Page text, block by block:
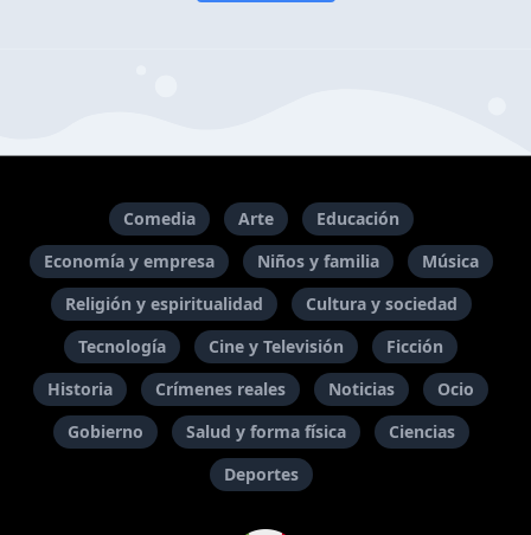
Comedia Arte
Educación
Economía y empresa
Niños y familia
Música
Religión y espiritualidad
Cultura y sociedad
Tecnología
Cine y Televisión
Ficción
Historia
Crímenes reales Noticias
Ocio
Gobierno
Salud y forma física
Ciencias
Deportes